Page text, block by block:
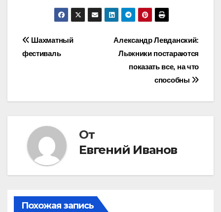
Навигация
по
Александр Левданский:
Лыжники постараются
показать все, на что
способны
Шахматный
фестиваль
От
Евгений Иванов
Похожая запись